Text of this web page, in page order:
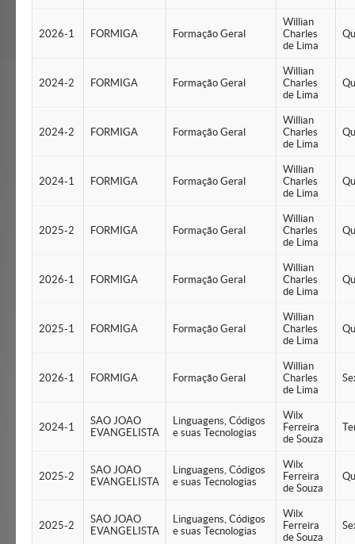
2026-1 FORMIGA Formação Geral
Willian
Charles
de Lima
2024-2 FORMIGA Formação Geral
Willian
Charles
de Lima
2024-2 FORMIGA Formação Geral
Willian
Charles
de Lima
2024-1 FORMIGA Formação Geral
Willian
Charles
de Lima
2025-2 FORMIGA Formação Geral
Willian
Charles
de Lima
2026-1 FORMIGA Formação Geral
Willian
Charles
de Lima
2025-1 FORMIGA Formação Geral
Willian
Charles
de Lima
2026-1 FORMIGA Formação Geral
Willian
Charles
de Lima
2024-1
SAO JOAO
EVANGELISTA
Linguagens, Códigos
e suas Tecnologias
Wilx
Ferreira
de Souza
2025-2
SAO JOAO
EVANGELISTA
Linguagens, Códigos
e suas Tecnologias
Wilx
Ferreira
de Souza
2025-2
SAO JOAO
EVANGELISTA
Linguagens, Códigos
e suas Tecnologias
Wilx
Ferreira
de Souza